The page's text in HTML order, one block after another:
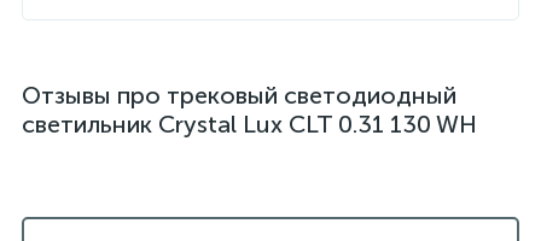
Отзывы про трековый светодиодный
светильник Crystal Lux CLT 0.31 130 WH